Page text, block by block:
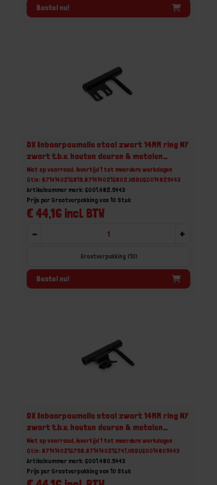
Bestel nu!
DX Inboorpaumelle staal zwart 14MM ring NY
zwart t.b.v. houten deuren & metalen
inmetselkozijnen
Niet op voorraad, levertijd 1 tot meerdere werkdagen
Gtin: 8714140216819,8714140216802,HSDU60014825443
Artikelnummer merk: 6001.482.5443
€ 44,16 incl. BTW
Prijs per Grootverpakking van 10 Stuk
- +
Grootverpakking (10)
Bestel nu!
DX Inboorpaumelle staal zwart 14MM ring NY
zwart t.b.v. houten deuren & metalen
inmetselkozijnen
Niet op voorraad, levertijd 1 tot meerdere werkdagen
Gtin: 8714140216758,8714140216741,HSDU60014805443
Artikelnummer merk: 6001.480.5443
Prijs per Grootverpakking van 10 Stuk